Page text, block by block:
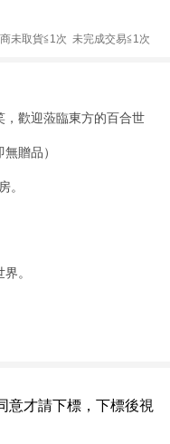
未取貨≦1次 未完成交易≦1次
歡迎蒞臨東方的百合世
贈品）
。
。